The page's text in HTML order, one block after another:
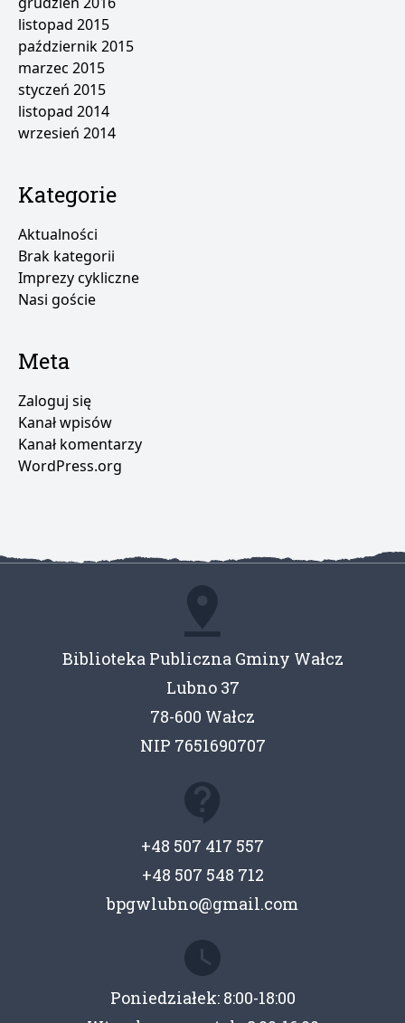
listopad 2015
październik 2015
marzec 2015
styczeń 2015
listopad 2014
wrzesień 2014
Kategorie
Aktualności
Brak kategorii
Imprezy cykliczne
Nasi goście
Meta
Zaloguj się
Kanał wpisów
Kanał komentarzy
WordPress.org
Biblioteka Publiczna Gminy Wałcz
Lubno 37
78-600 Wałcz
NIP 7651690707
+48 507 417 557
+48 507 548 712
bpgwlubno@gmail.com
Poniedziałek: 8:00-18:00